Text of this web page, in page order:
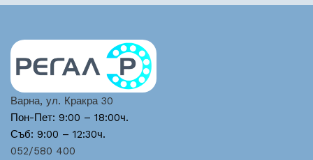
Варна, ул. Кракра 30
Пон-Пет: 9:00 – 18:00ч.
Съб: 9:00 – 12:30ч.
052/580 400